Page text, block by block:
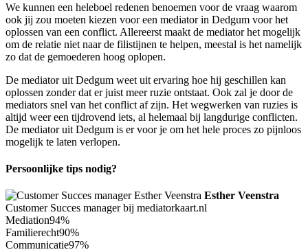
We kunnen een heleboel redenen benoemen voor de vraag waarom
ook jij zou moeten kiezen voor een mediator in Dedgum voor het
oplossen van een conflict. Allereerst maakt de mediator het mogelijk
om de relatie niet naar de filistijnen te helpen, meestal is het namelijk
zo dat de gemoederen hoog oplopen.
De mediator uit Dedgum weet uit ervaring hoe hij geschillen kan
oplossen zonder dat er juist meer ruzie ontstaat. Ook zal je door de
mediators snel van het conflict af zijn. Het wegwerken van ruzies is
altijd weer een tijdrovend iets, al helemaal bij langdurige conflicten.
De mediator uit Dedgum is er voor je om het hele proces zo pijnloos
mogelijk te laten verlopen.
Persoonlijke tips nodig?
Esther Veenstra
Customer Succes manager bij mediatorkaart.nl
Mediation94%
Familierecht90%
Communicatie97%